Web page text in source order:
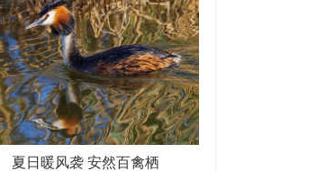
夏日暖风袭 安然百禽栖